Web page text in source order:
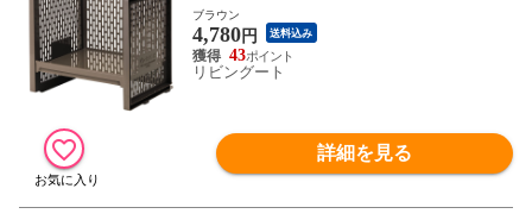
収納ラック ペットボトル 収納 キッチンス
トッカー ペットボトル収納 スタッキング
積み重ね プラスチック キッチン収納 スト
ッカー ） 【ブラウン】
ブラウン
4,780円 送料込み
43
リビングート
詳細を見る